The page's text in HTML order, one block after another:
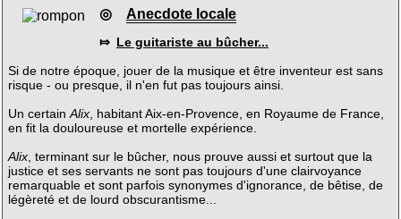
◎ Anecdote locale
⤇ Le guitariste au bûcher...
Si de notre époque, jouer de la musique et être inventeur est sans
risque - ou presque, il n'en fut pas toujours ainsi.
Un certainAlix, habitant Aix-en-Provence, en Royaume de France,
en fit la douloureuse et mortelle expérience.
Alix, terminant sur le bûcher, nous prouve aussi et surtout que la
justice et ses servants ne sont pas toujours d'une clairvoyance
remarquable et sont parfois synonymes d'ignorance, de bêtise, de
légèreté et de lourd obscurantisme...